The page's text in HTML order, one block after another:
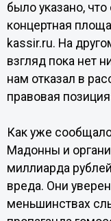
было указано,
концертная
kassir.ru. На
взгляд пока нет
нам отказал в
правовая
Как уже
Мадонны и
миллиарда
вреда. Они
меньшинствах